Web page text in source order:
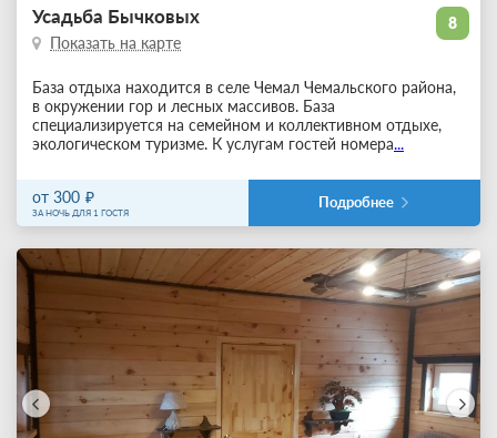
8
Усадьба Бычковых
Показать на карте
База отдыха находится в селе Чемал Чемальского района,
в окружении гор и лесных массивов. База
специализируется на семейном и коллективном отдыхе,
экологическом туризме. К услугам гостей номера...
от 300
ЗА НОЧЬ ДЛЯ 1 ГОСТЯ
Подробнее